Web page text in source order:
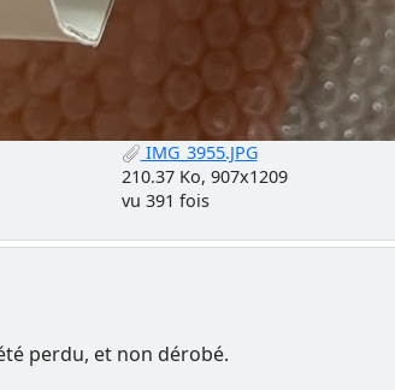
IMG_3955.JPG
210.37 Ko, 907x1209
vu 391 fois
perdu, et non dérobé.